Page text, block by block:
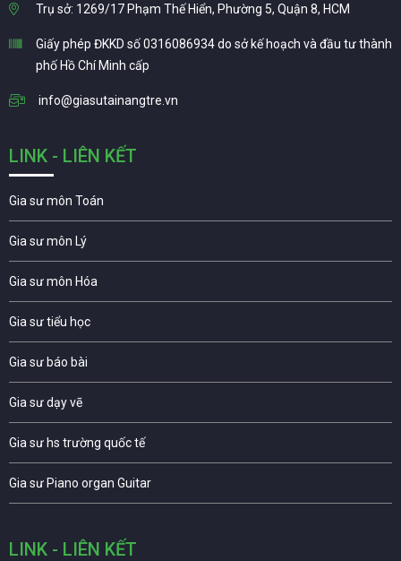
Trụ sở: 1269/17 Phạm Thế Hiển, Phường 5, Quận 8, HCM
Giấy phép ĐKKD số 0316086934 do sở kế hoạch và đầu tư thành
phố Hồ Chí Minh cấp
info@giasutainangtre.vn
LINK - LIÊN KẾT
Gia sư môn Toán
Gia sư môn Lý
Gia sư môn Hóa
Gia sư tiểu học
Gia sư báo bài
Gia sư dạy vẽ
Gia sư hs trường quốc tế
Gia sư Piano organ Guitar
LINK - LIÊN KẾT